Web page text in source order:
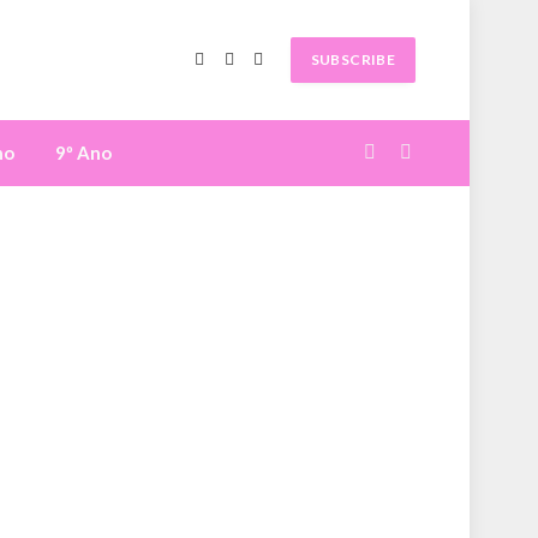
Facebook
X
Instagram
SUBSCRIBE
9º Ano